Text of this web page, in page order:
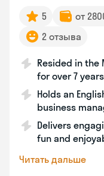
5 от
2 отзыва
Resided in the
for over 7 years
Holds an
business
Delivers
fun and
Читать дальше